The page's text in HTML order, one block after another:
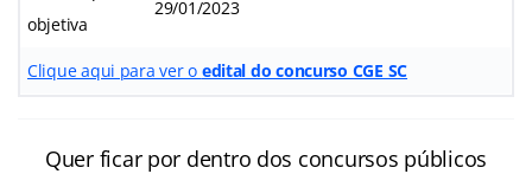
objetiva
29/01/2023
Clique aqui para ver o edital do concurso CGE SC
Quer ficar por dentro dos concursos públicos